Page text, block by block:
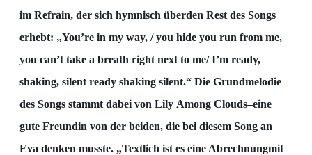
im Refrain, der sich hymnisch überden Rest des Songs
erhebt: „You’re in my way, / you hide you run from me,
you can’t take a breath right next to me/ I’m ready,
shaking, silent ready shaking silent.“ Die Grundmelodie
des Songs stammt dabei von Lily Among Clouds–eine
gute Freundin von der beiden, die bei diesem Song an
Eva denken musste. „Textlich ist es eine Abrechnungmit